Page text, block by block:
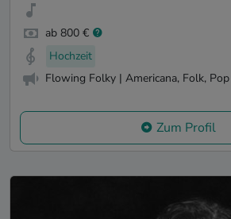
ab 800 €
Hochzeit
Flowing Folky | Americana, Folk,
Zum Profil